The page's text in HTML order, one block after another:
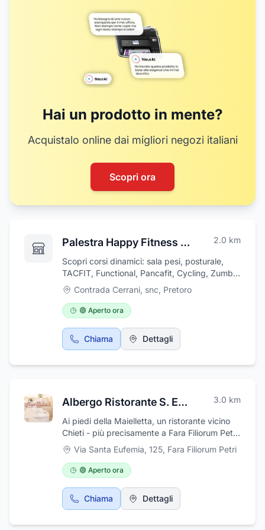
Hai un prodotto in mente?
Acquistalo online dai migliori negozi italiani
Scopri ora
Palestra Happy Fitness - Pretoro 2.0 km
Scopri corsi dinamici: sala pesi, posturale,
TACFIT, Functional, Pancafit, Cycling, Zumba,
Krav Maga. Per un fitness completo. Unisciti
ora!
Contrada Cerrani, snc, Pretoro
🟢 Aperto ora
Chiama Dettagli
Albergo Ristorante S. Eufemia 3.0 km
Ai piedi della Maielletta, un ristorante vicino
Chieti - più precisamente a Fara Filiorum Petri
- vi accoglierà con simpatia, disponibilità e
cordialità: è l'Albergo Ristorante S. Eufemia.
Le due grandi sale, eleganti e raffinate, sono
arredate con grande cura nei particolari; in
grado di ospitare sino a 300 coperti, questo
ristorante vicino Chieti è l'ideale per chi
durante la stagione estiva il grande gazebo
Via Santa Eufemia, 125, Fara Filiorum Petri
🟢 Aperto ora
Chiama Dettagli